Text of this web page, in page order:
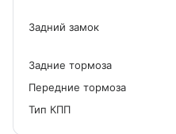
Задний замок
Задние тормоза
Передние тормоза
Тип КПП